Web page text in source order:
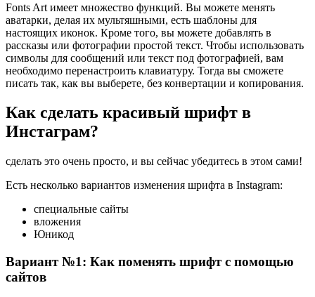
Fonts Art имеет множество функций. Вы можете менять
аватарки, делая их мультяшными, есть шаблоны для
настоящих иконок. Кроме того, вы можете добавлять в
рассказы или фотографии простой текст. Чтобы использовать
символы для сообщений или текст под фотографией, вам
необходимо перенастроить клавиатуру. Тогда вы сможете
писать так, как вы выберете, без конвертации и копирования.
Как сделать красивый шрифт в
Инстаграм?
сделать это очень просто, и вы сейчас убедитесь в этом сами!
Есть несколько вариантов изменения шрифта в Instagram:
специальные сайты
вложения
Юникод
Вариант №1: Как поменять шрифт с помощью
сайтов